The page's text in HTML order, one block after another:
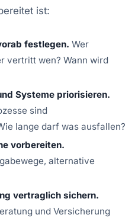
ist:
festlegen. Wer
vertritt wen? Wann wird
Systeme priorisieren.
sind
lange darf was ausfallen?
vorbereiten.
alternative
vertraglich sichern.
und Versicherung